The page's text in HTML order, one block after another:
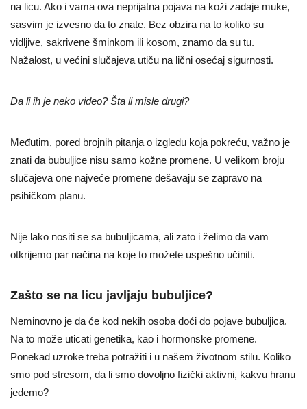
na licu. Ako i vama ova neprijatna pojava na koži zadaje muke,
sasvim je izvesno da to znate. Bez obzira na to koliko su
vidljive, sakrivene šminkom ili kosom, znamo da su tu.
Nažalost, u većini slučajeva utiču na lični osećaj sigurnosti.
Da li ih je neko video? Šta li misle drugi?
Međutim, pored brojnih pitanja o izgledu koja pokreću, važno je
znati da bubuljice nisu samo kožne promene. U velikom broju
slučajeva one najveće promene dešavaju se zapravo na
psihičkom planu.
Nije lako nositi se sa bubuljicama, ali zato i želimo da vam
otkrijemo par načina na koje to možete uspešno učiniti.
Zašto se na licu javljaju bubuljice?
Neminovno je da će kod nekih osoba doći do pojave bubuljica.
Na to može uticati genetika, kao i hormonske promene.
Ponekad uzroke treba potražiti i u našem životnom stilu. Koliko
smo pod stresom, da li smo dovoljno fizički aktivni, kakvu hranu
jedemo?